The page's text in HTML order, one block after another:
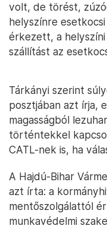
volt, de törést,
helyszínre
érkezett, a
szállítást az
Tárkányi szerint
posztjában azt írja,
magasságból
történtekkel
CATL-nek is, ha
A Hajdú-Bihar
azt írta: a
mentőszolgálattól
munkavédelmi